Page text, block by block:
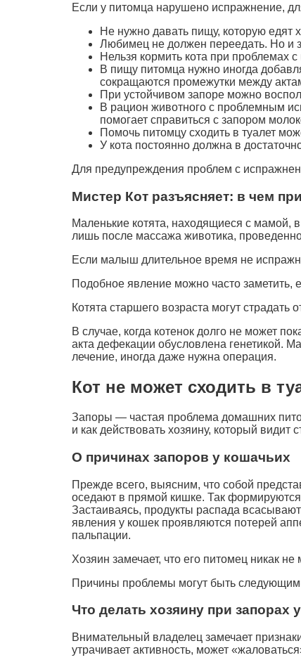
Если у питомца нарушено испражнение,
Не нужно давать пищу, которую едят
Любимец не должен переедать. Но и
Нельзя кормить кота при проблемах
В пищу питомца нужно иногда
сокращаются промежутки между
При устойчивом запоре можно
В рацион животного с проблемным
помогает справиться с запором
Помочь питомцу сходить в туалет
У кота постоянно должна в
Для предупреждения проблем с
Мистер Кот разъясняет: в чем
Маленькие котята, находящиеся с мамой,
лишь после массажа животика,
Если малыш длительное время не
Подобное явление можно часто
Котята старшего возраста могут
В случае, когда котенок долго не может
акта дефекации обусловлена генетикой.
лечение, иногда даже нужна операция.
Кот не может сходить в
Запоры — частая проблема домашних
и как действовать хозяину, который видит
О причинах запоров у кошачьих
Прежде всего, выясним, что собой
оседают в прямой кишке. Так формируются
Застаиваясь, продукты распада
явления у кошек проявляются потерей
пальпации.
Хозяин замечает, что его питомец никак не
Причины проблемы могут быть
Что делать хозяину при запорах
Внимательный владелец замечает
утрачивает активность, может